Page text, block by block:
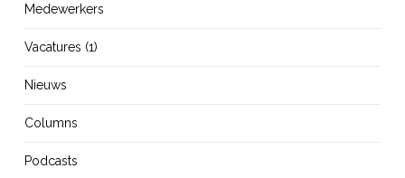
Medewerkers
Vacatures (1)
Nieuws
Columns
Podcasts